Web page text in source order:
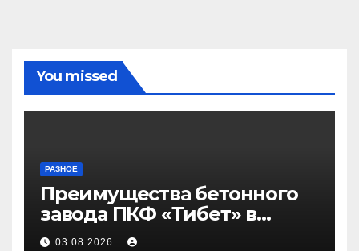
You missed
РАЗНОЕ
Преимущества бетонного
завода ПКФ «Тибет» в
Волгограде и Волжском
03.08.2026